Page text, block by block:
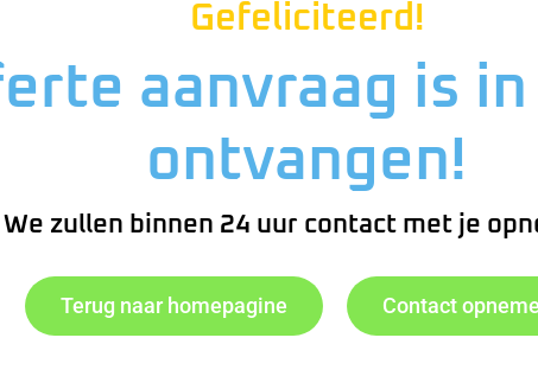
Gefeliciteerd!
aanvraag is in
ontvangen!
We zullen binnen 24 uur contact met je
Terug naar homepagine Contact